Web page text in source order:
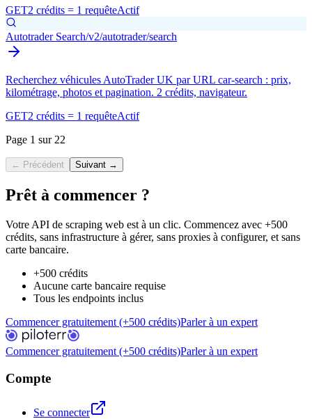
GET2 crédits = 1 requêteActif
Autotrader Search/v2/autotrader/search
Recherchez véhicules AutoTrader UK par URL car-search : prix,
kilométrage, photos et pagination. 2 crédits, navigateur.
GET2 crédits = 1 requêteActif
Page 1 sur 22
← Précédent Suivant →
Prêt à commencer ?
Votre API de scraping web est à un clic. Commencez avec +500
crédits, sans infrastructure à gérer, sans proxies à configurer, et sans
carte bancaire.
+500 crédits
Aucune carte bancaire requise
Tous les endpoints inclus
Commencer gratuitement (+500 crédits)Parler à un expert
Commencer gratuitement (+500 crédits)Parler à un expert
Compte
Se connecter